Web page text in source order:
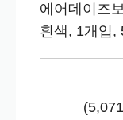
에어데이즈
흰색, 1개입,
(5,071